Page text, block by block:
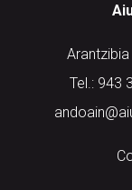
Tel.: 943